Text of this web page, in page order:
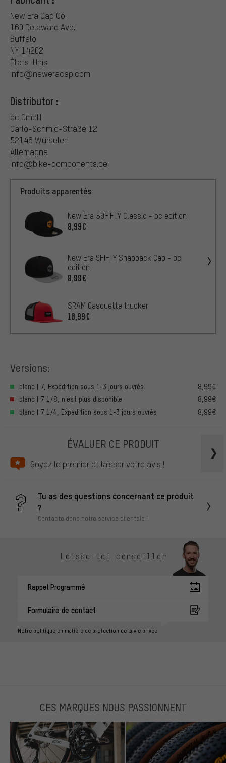
New Era Cap Co.
160 Delaware Ave.
Buffalo
NY 14202
États-Unis
info@neweracap.com
Distributor :
bc GmbH
Carlo-Schmid-Straße 12
52146 Würselen
Allemagne
info@bike-components.de
Produits apparentés
New Era 59FIFTY Classic - bc edition
8,99€
New Era 9FIFTY Snapback Cap - bc
edition
8,99€
SRAM Casquette trucker
10,99€
Versions:
blanc | 7, Expédition sous 1-3 jours ouvrés
8,99€
blanc | 7 1/8, n’est plus disponible
8,99€
blanc | 7 1/4, Expédition sous 1-3 jours ouvrés
8,99€
ÉVALUER CE PRODUIT
Soyez le premier et laisser votre avis !
Tu as des questions concernant ce produit
?
Contacte donc notre service clientèle !
Laisse-toi conseiller
Rappel Programmé
Formulaire de contact
Notre politique en matière de protection de la vie privée
CES MARQUES NOUS PASSIONNENT